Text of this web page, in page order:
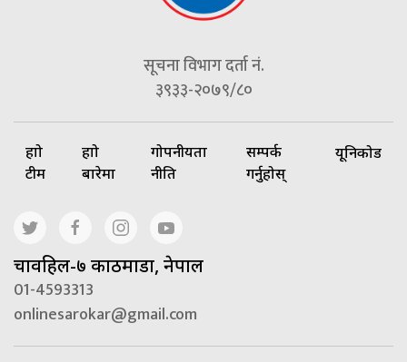
सूचना विभाग दर्ता नं.
३९३३-२०७९/८०
हाम्रो
टीम
हाम्रो
बारेमा
गोपनीयता
नीति
सम्पर्क
गर्नुहोस्
यूनिकोड
चावहिल-७ काठमाडौं, नेपाल
01-4593313
onlinesarokar@gmail.com